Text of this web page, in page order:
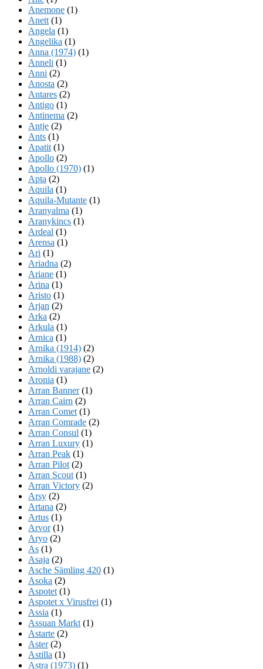
Anemone (1)
Anett (1)
Angela (1)
Angelika (1)
Anna (1974) (1)
Anneli (1)
Anni (2)
Anosta (2)
Antares (2)
Antigo (1)
Antinema (2)
Antje (2)
Ants (1)
Apatit (1)
Apollo (2)
Apollo (1970) (1)
Apta (2)
Aquila (1)
Aquila-Mutante (1)
Aranyalma (1)
Aranykincs (1)
Ardeal (1)
Arensa (1)
Ari (1)
Ariadna (2)
Ariane (1)
Arina (1)
Aristo (1)
Arjan (2)
Arka (2)
Arkula (1)
Arnica (1)
Arnika (1914) (2)
Arnika (1988) (2)
Arnoldi varajane (2)
Aronia (1)
Arran Banner(1)
Arran Cairn (2)
Arran Comet (1)
Arran Comrade (2)
Arran Consul (1)
Arran Luxury (1)
Arran Peak (1)
Arran Pilot (2)
Arran Scout (1)
Arran Victory (2)
Arsy (2)
Artana (2)
Artus (1)
Arvor(1)
Aryo (2)
As (1)
Asaja (2)
Asche Sämling 420 (1)
Asoka (2)
Aspotet (1)
Aspotet x Virusfrei (1)
Assia (1)
Assuan Markt (1)
Astarte (2)
Aster(2)
Astilla (1)
Astra (1973) (1)